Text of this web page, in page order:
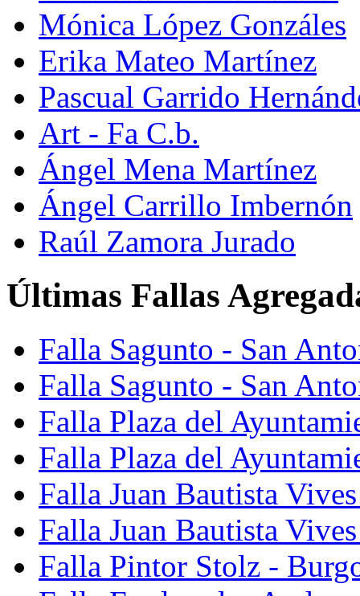
Mónica López Gonzáles
Erika Mateo Martínez
Pascual Garrido
Art - Fa C.b.
Ángel Mena Martínez
Ángel Carrillo Imbernón
Raúl Zamora Jurado
Últimas Fallas
Falla Sagunto - San
Falla Sagunto - San
Falla Plaza del
Falla Plaza del
Falla Juan Bautista
Falla Juan Bautista
Falla Pintor Stolz -